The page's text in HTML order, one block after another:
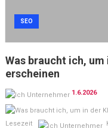
SEO
Was braucht ich,
erscheinen
1.6.2026
Lesezeit